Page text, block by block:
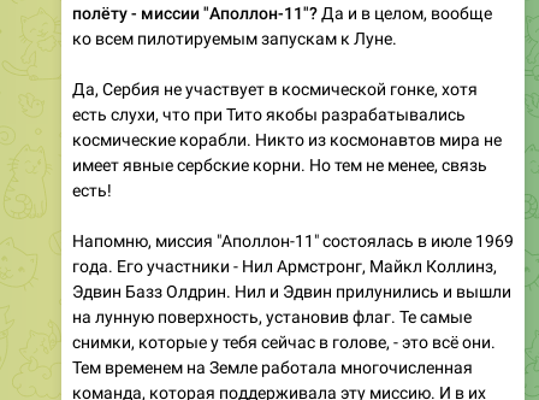
полёту - миссии "Аполлон-11"?Да и в целом, вообще
ко всем пилотируемым запускам к Луне.
Да, Сербия не участвует в космической гонке, хотя
есть слухи, что при Тито якобы разрабатывались
космические корабли. Никто из космонавтов мира не
имеет явные сербские корни. Но тем не менее, связь
есть!
Напомню, миссия "Аполлон-11" состоялась в июле 1969
года. Его участники - Нил Армстронг, Майкл Коллинз,
Эдвин Базз Олдрин. Нил и Эдвин прилунились и вышли
на лунную поверхность, установив флаг. Те самые
снимки, которые у тебя сейчас в голове, - это всё они.
Тем временем на Земле работала многочисленная
команда, которая поддерживала эту миссию. И в их